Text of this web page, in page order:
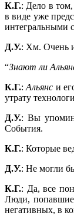
К.Г.: Дело в
в виде уже
интегральными
Д.У.: Хм. Очень
“Знают ли
К.Г.:Альянс и
утрату
Д.У.: Вы
События.
К.Г.: Которые
Д.У.: Не могли
К.Г.: Да, все
Люди, попавшие
негативных, в